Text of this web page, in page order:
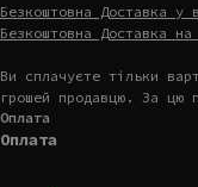
Безкоштовна Доставка у
Безкоштовна Доставка на
Ви сплачуєте тільки
грошей продавцю. За цю
Оплата
Оплата